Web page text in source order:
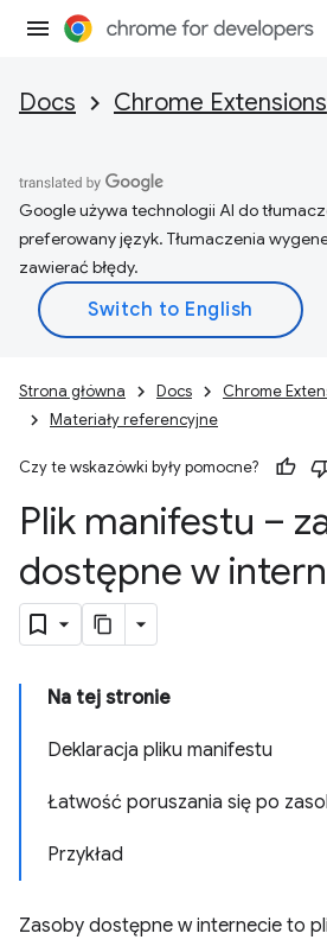
Docs Chrome Extensions
Google używa technologii AI do
preferowany język. Tłumaczenia
zawierać błędy.
Strona główna Docs
Chrome
Materiały referencyjne
Czy te wskazówki były pomocne?
Plik manifestu –
dostępne w
Na tej stronie
Deklaracja pliku manifestu
Łatwość poruszania się po
Przykład
Zasoby dostępne w internecie to